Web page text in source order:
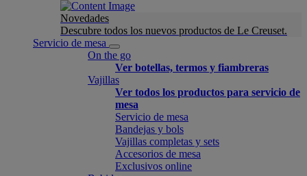
Novedades
Descubre todos los nuevos productos de Le Creuset.
Servicio de mesa
On the go
Ver botellas, termos y fiambreras
Vajillas
Ver todos los productos para servicio de
mesa
Servicio de mesa
Bandejas y bols
Vajillas completas y sets
Accesorios de mesa
Exclusivos online